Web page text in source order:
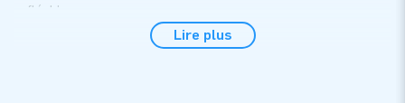
refléchie:
Lire plus